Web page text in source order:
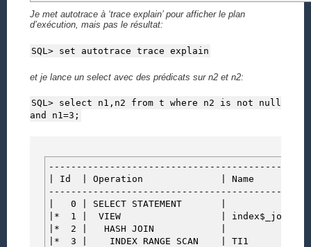
Je met autotrace à ‘trace explain’ pour afficher le plan
d’exécution, mais pas le résultat:
SQL> set autotrace trace explain
et je lance un select avec des prédicats sur n2 et n2:
SQL> select n1,n2 from t where n2 is not null
and n1=3;
| Id | Operation | Name | Rows
| 0 | SELECT STATEMENT |
|* 1 | VIEW |
|* 2 | HASH
|* 3 | INDEX RANGE SCAN |